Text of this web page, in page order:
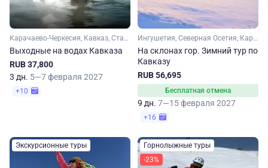
Карачаево-Черкесия, Кавказ, Ставропольский край, Кавказские Минеральные Воды
Выходные на водах Кавказа
RUB 37,800
3 дн. 5—7 февраля 2027
+10
Ингушетия, Северная Осетия, Карачаево-Черкесия, Ставропольский край, Кавказ, Кавказские Минеральные Воды
На склонах гор. Зимний тур по
Кавказу
RUB 56,695
Бесплатная отмена
9 дн. 7—15 февраля 2027
+16
Экскурсионные туры
Горнолыжные туры
-23%